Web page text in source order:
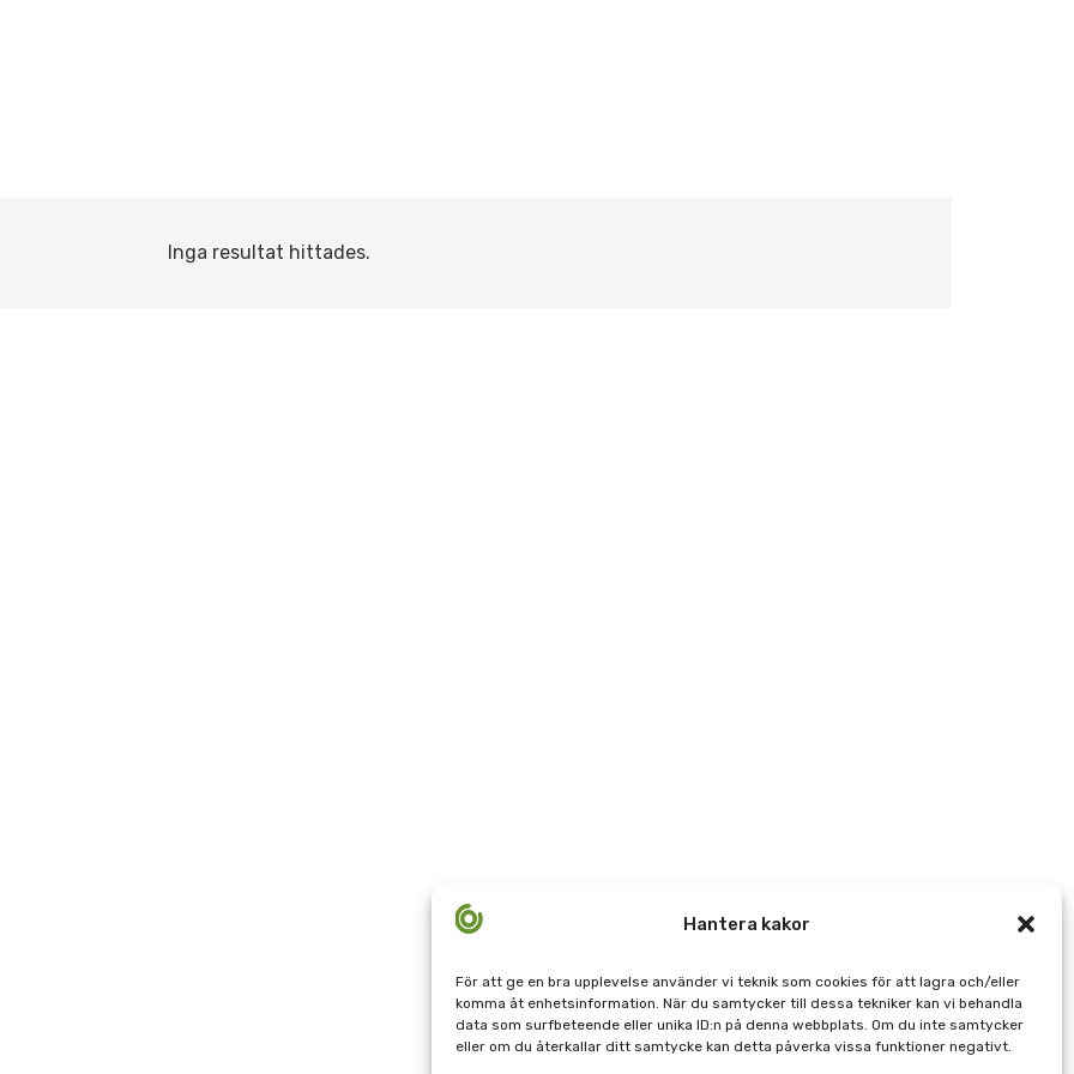
Hantera kakor
För att ge en bra upplevelse använder vi teknik som cookies för att lagra och/eller
komma åt enhetsinformation. När du samtycker till dessa tekniker kan vi behandla
data som surfbeteende eller unika ID:n på denna webbplats. Om du inte samtycker
eller om du återkallar ditt samtycke kan detta påverka vissa funktioner negativt.
Inga resultat hittades.